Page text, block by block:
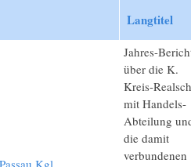
Langtitel
Jahres-
über die K.
Kreis-
mit Handels-
Abteilung
die damit
verbundenen